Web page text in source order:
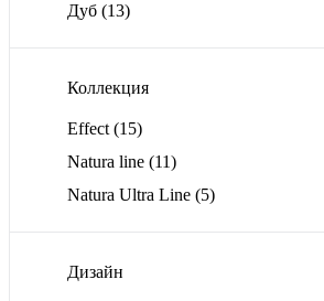
Дуб (13)
Коллекция
Effect (15)
Natura line (11)
Natura Ultra Line (5)
Дизайн